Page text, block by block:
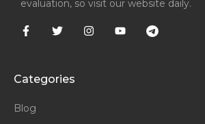
evaluation, so visit our website daily.
Categories
Blog